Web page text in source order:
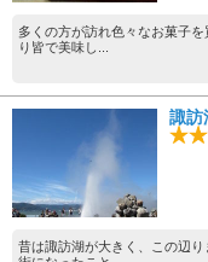
多くの方が訪れ色々なお菓子
り皆で美味し...
諏訪
昔は諏訪湖が大きく、この辺